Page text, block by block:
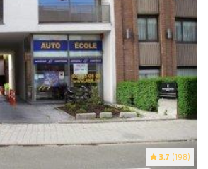
3.7 (198)